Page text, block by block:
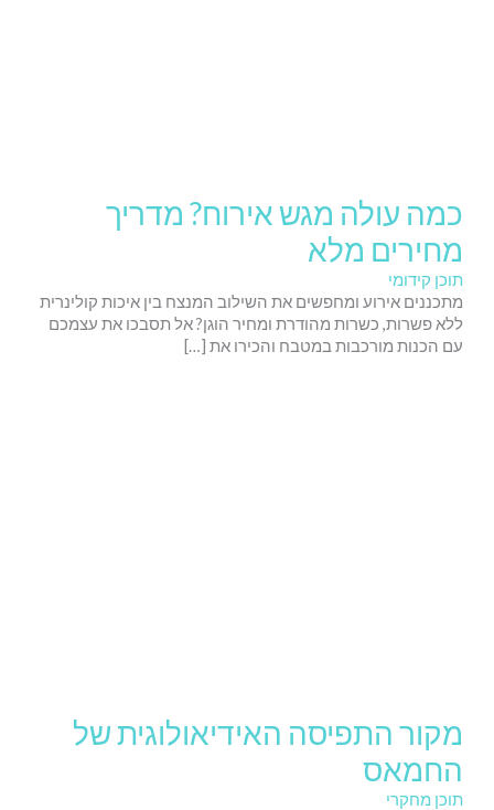
כמה עולה מגש אירוח? מדריך
מחירים מלא
תוכן קידומי
מתכננים אירוע ומחפשים את השילוב המנצח בין איכות קולינרית
ללא פשרות, כשרות מהודרת ומחיר הוגן? אל תסבכו את עצמכם
עם הכנות מורכבות במטבח והכירו את […]
מקור התפיסה האידיאולוגית של
החמאס
תוכן מחקרי